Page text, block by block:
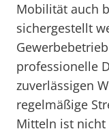
Mobilität auch
sichergestellt
professionelle
zuverlässigen
regelmäßige
Mitteln ist nicht